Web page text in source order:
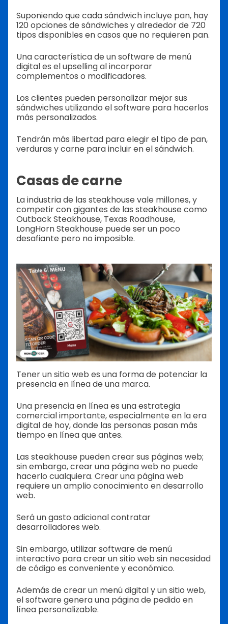
Suponiendo que cada sándwich incluye pan, hay
120 opciones de sándwiches y alrededor de 720
tipos disponibles en casos que no requieren pan.
Una característica de un software de menú
digital es el upselling al incorporar
complementos o modificadores.
Los clientes pueden personalizar mejor sus
sándwiches utilizando el software para hacerlos
más personalizados.
Tendrán más libertad para elegir el tipo de pan,
verduras y carne para incluir en el sándwich.
Casas de carne
La industria de las steakhouse vale millones, y
competir con gigantes de las steakhouse como
Outback Steakhouse, Texas Roadhouse,
LongHorn Steakhouse puede ser un poco
desafiante pero no imposible.
Tener un sitio web es una forma de potenciar la
presencia en línea de una marca.
Una presencia en línea es una estrategia
comercial importante, especialmente en la era
digital de hoy, donde las personas pasan más
tiempo en línea que antes.
Las steakhouse pueden crear sus páginas web;
sin embargo, crear una página web no puede
hacerlo cualquiera. Crear una página web
requiere un amplio conocimiento en desarrollo
web.
Será un gasto adicional contratar
desarrolladores web.
Sin embargo, utilizar software de menú
interactivo para crear un sitio web sin necesidad
de código es conveniente y económico.
Además de crear un menú digital y un sitio web,
el software genera una página de pedido en
línea personalizable.